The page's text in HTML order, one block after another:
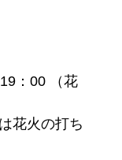
：00 （花
花火の打ち